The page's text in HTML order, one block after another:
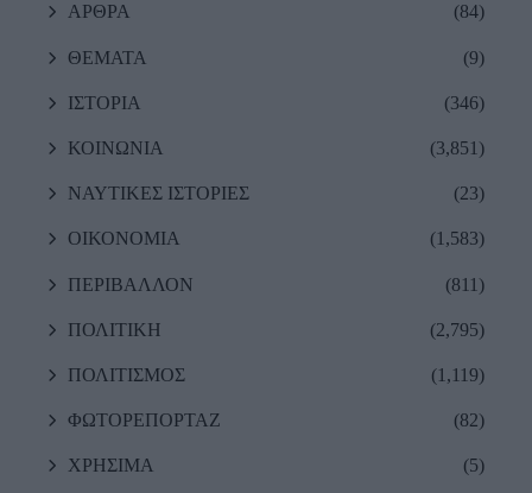
ΑΡΘΡΑ (84)
ΘΕΜΑΤΑ (9)
ΙΣΤΟΡΙΑ (346)
ΚΟΙΝΩΝΙΑ (3,851)
ΝΑΥΤΙΚΕΣ ΙΣΤΟΡΙΕΣ (23)
ΟΙΚΟΝΟΜΙΑ (1,583)
ΠΕΡΙΒΑΛΛΟΝ (811)
ΠΟΛΙΤΙΚΗ (2,795)
ΠΟΛΙΤΙΣΜΟΣ (1,119)
ΦΩΤΟΡΕΠΟΡΤΑΖ (82)
ΧΡΗΣΙΜΑ (5)